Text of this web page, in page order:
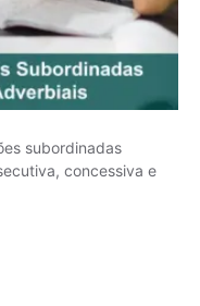
subordinadas
concessiva e